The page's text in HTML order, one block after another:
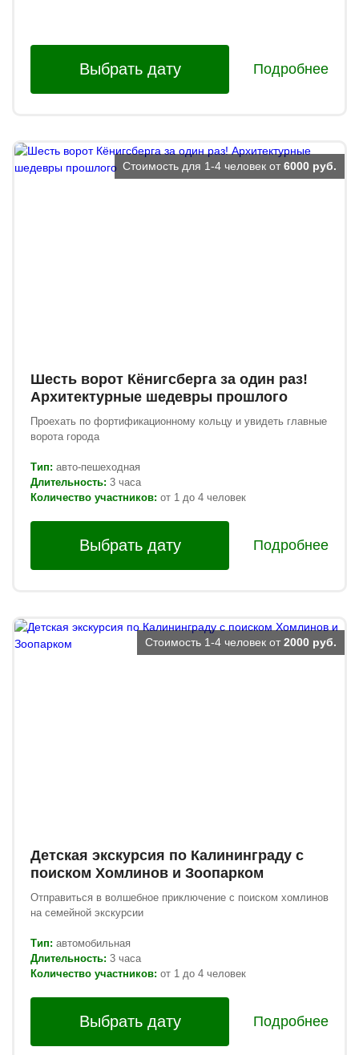
Выбрать дату Подробнее
Шесть ворот Кёнигсберга за один раз!
Архитектурные шедевры прошлого
Проехать по фортификационному кольцу и увидеть главные
ворота города
Тип: авто-пешеходная
Длительность: 3 часа
Количество участников: от 1 до 4 человек
Стоимость для 1-4 человек от 6000 руб.
Выбрать дату Подробнее
Детская экскурсия по Калининграду с
поиском Хомлинов и Зоопарком
Отправиться в волшебное приключение с поиском хомлинов
на семейной экскурсии
Тип: автомобильная
Длительность: 3 часа
Количество участников: от 1 до 4 человек
Стоимость 1-4 человек от 2000 руб.
Выбрать дату Подробнее